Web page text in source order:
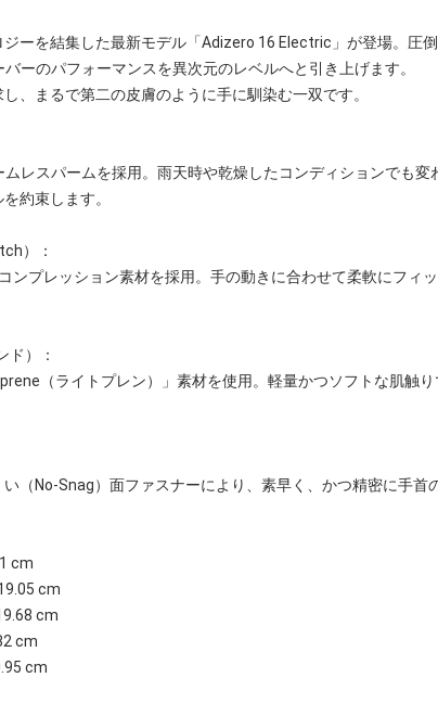
ーを結集した最新モデル「Adizero 16 Electric」が登場。圧
ーのパフォーマンスを異次元のレベルへと引き上げます。
、まるで第二の皮膚のように手に馴染む一双です。
レスパームを採用。雨天時や乾燥したコンディションでも変
約束します。
）：
ンプレッション素材を採用。手の動きに合わせて柔軟にフィ
ド）：
（ライトプレン）」素材を使用。軽量かつソフトな肌触
（No-Snag）面ファスナーにより、素早く、かつ精密に手首
cm
cm
cm
cm
cm